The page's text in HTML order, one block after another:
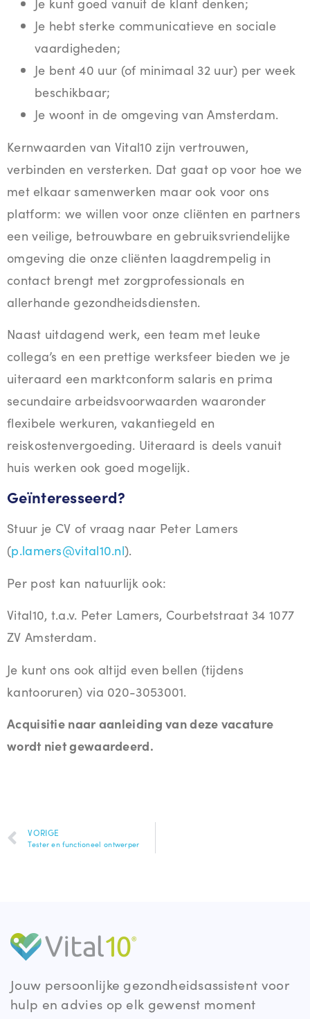
Je hebt sterke communicatieve en sociale
vaardigheden;
Je bent 40 uur (of minimaal 32 uur) per week
beschikbaar;
Je woont in de omgeving van Amsterdam.
Kernwaarden van Vital10 zijn vertrouwen,
verbinden en versterken. Dat gaat op voor hoe we
met elkaar samenwerken maar ook voor ons
platform: we willen voor onze cliënten en partners
een veilige, betrouwbare en gebruiksvriendelijke
omgeving die onze cliënten laagdrempelig in
contact brengt met zorgprofessionals en
allerhande gezondheidsdiensten.
Naast uitdagend werk, een team met leuke
collega’s en een prettige werksfeer bieden we je
uiteraard een marktconform salaris en prima
secundaire arbeidsvoorwaarden waaronder
flexibele werkuren, vakantiegeld en
reiskostenvergoeding. Uiteraard is deels vanuit
huis werken ook goed mogelijk.
Geïnteresseerd?
Stuur je CV of vraag naar Peter Lamers
(p.lamers@vital10.nl).
Per post kan natuurlijk ook:
Vital10, t.a.v. Peter Lamers, Courbetstraat 34 1077
ZV Amsterdam.
Je kunt ons ook altijd even bellen (tijdens
kantooruren) via 020-3053001.
Acquisitie naar aanleiding van deze vacature
wordt niet gewaardeerd.
VORIGE
Tester en functioneel ontwerper
Jouw persoonlijke gezondheidsassistent voor
hulp en advies op elk gewenst moment